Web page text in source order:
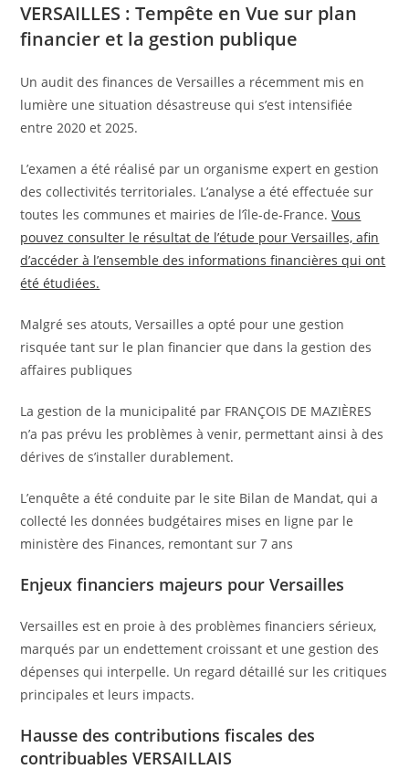
VERSAILLES : Tempête en Vue sur plan
financier et la gestion publique
Un audit des finances de Versailles a récemment mis en
lumière une situation désastreuse qui s’est intensifiée
entre 2020 et 2025.
L’examen a été réalisé par un organisme expert en gestion
des collectivités territoriales. L’analyse a été effectuée sur
toutes les communes et mairies de l’île-de-France.Vous
pouvez consulter le résultat de l’étude pour Versailles, afin
d’accéder à l’ensemble des informations financières qui ont
été étudiées.
Malgré ses atouts, Versailles a opté pour une gestion
risquée tant sur le plan financier que dans la gestion des
affaires publiques
La gestion de la municipalité par FRANÇOIS DE MAZIÈRES
n’a pas prévu les problèmes à venir, permettant ainsi à des
dérives de s’installer durablement.
L’enquête a été conduite par le site Bilan de Mandat, qui a
collecté les données budgétaires mises en ligne par le
ministère des Finances, remontant sur 7 ans
Enjeux financiers majeurs pour Versailles
Versailles est en proie à des problèmes financiers sérieux,
marqués par un endettement croissant et une gestion des
dépenses qui interpelle. Un regard détaillé sur les critiques
principales et leurs impacts.
Hausse des contributions fiscales des
contribuables VERSAILLAIS